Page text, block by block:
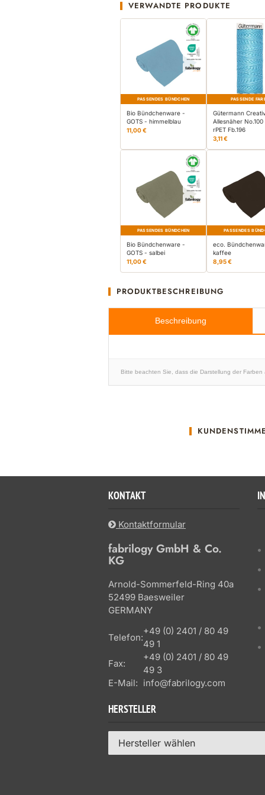
VERWANDTE PRODUKTE
PASSENDES BÜNDCHEN
Bio Bündchenware -
GOTS - himmelblau
11,00 €
PASSENDE
Gütermann
Allesnäher No.100
rPET Fb.196
3,11 €
PASSENDES BÜNDCHEN
Bio Bündchenware -
GOTS - salbei
11,00 €
PASSENDES
eco.
kaffee
8,95 €
PRODUKTBESCHREIBUNG
Beschreibung
Bitte beachten Sie, dass die Darstellung der
KONTAKT
Kontaktformular
fabrilogy GmbH & Co.
KG
Arnold-Sommerfeld-Ring 40a
52499 Baesweiler
GERMANY
Telefon:
+49 (0) 2401 / 80 49
49 1
Fax:
+49 (0) 2401 / 80 49
49 3
E-Mail: info@fabrilogy.com
HERSTELLER
Hersteller wählen